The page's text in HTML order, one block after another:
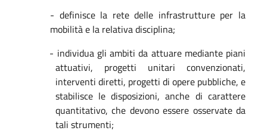
- definisce la rete delle infrastrutture per la
mobilità e la relativa disciplina;
- individua gli ambiti da attuare mediante piani
attuativi, progetti unitari convenzionati,
interventi diretti, progetti di opere pubbliche, e
stabilisce le disposizioni, anche di carattere
quantitativo, che devono essere osservate da
tali strumenti;